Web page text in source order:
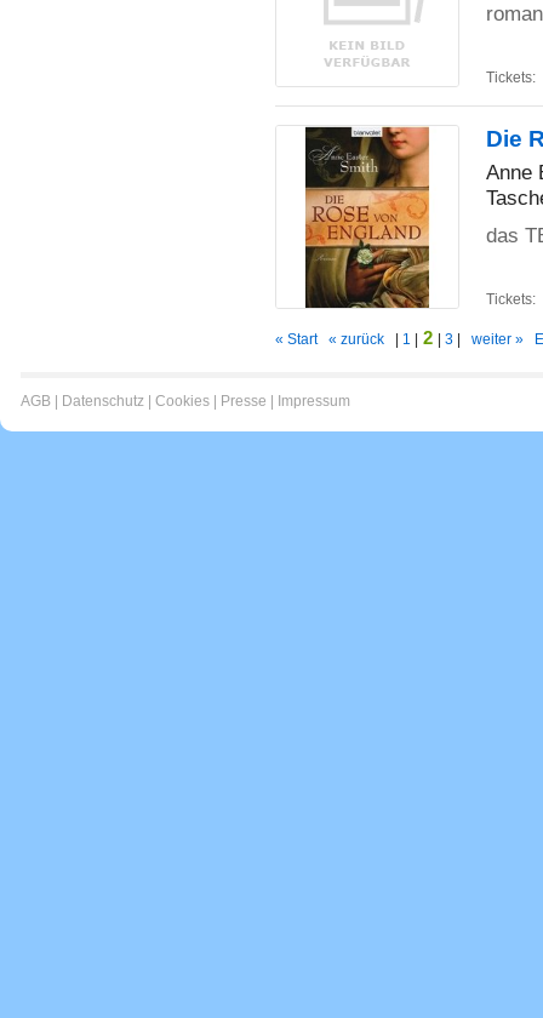
Tickets:
Die
Anne
das
Tickets:
« Start « zurück 1 2 3 weiter »
AGB Datenschutz Cookies Presse Impressum